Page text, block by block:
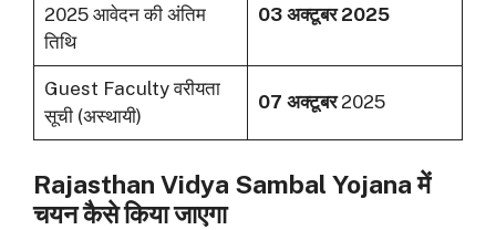
2025 आवेदन की अंतिम
तिथि
03 अक्टूबर 2025
Guest Faculty वरीयता
सूची (अस्थायी)
07 अक्टूबर2025
Rajasthan Vidya Sambal Yojana में
चयन कैसे किया जाएगा